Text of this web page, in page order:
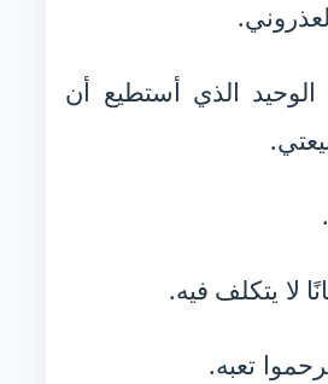
الوحيد الذي أستطيع أن
لا يتكلف فيه.
تعبه.